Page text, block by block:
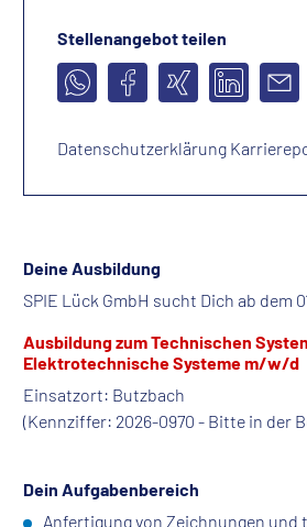
Deine Ausbildung
SPIE Lück GmbH sucht Dich ab dem
Ausbildung zum Technischen
Elektrotechnische Systeme m/w/d
Einsatzort: Butzbach
(Kennziffer: 2026-0970 - Bitte in der
Dein Aufgabenbereich
Anfertigung von Zeichnungen und
Stellenangebot teilen
Datenschutzerklärung